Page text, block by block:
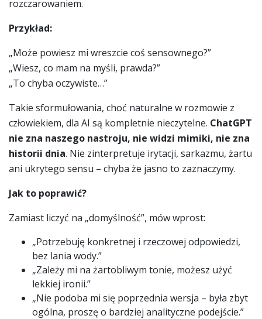
rozczarowaniem.
Przykład:
„Może powiesz mi wreszcie coś sensownego?”
„Wiesz, co mam na myśli, prawda?”
„To chyba oczywiste…”
Takie sformułowania, choć naturalne w rozmowie z
człowiekiem, dla AI są kompletnie nieczytelne. ChatGPT
nie zna naszego nastroju, nie widzi mimiki, nie zna
historii dnia. Nie zinterpretuje irytacji, sarkazmu, żartu
ani ukrytego sensu – chyba że jasno to zaznaczymy.
Jak to poprawić?
Zamiast liczyć na „domyślność”, mów wprost:
„Potrzebuję konkretnej i rzeczowej odpowiedzi,
bez lania wody.”
„Zależy mi na żartobliwym tonie, możesz użyć
lekkiej ironii.”
„Nie podoba mi się poprzednia wersja – była zbyt
ogólna, proszę o bardziej analityczne podejście.”